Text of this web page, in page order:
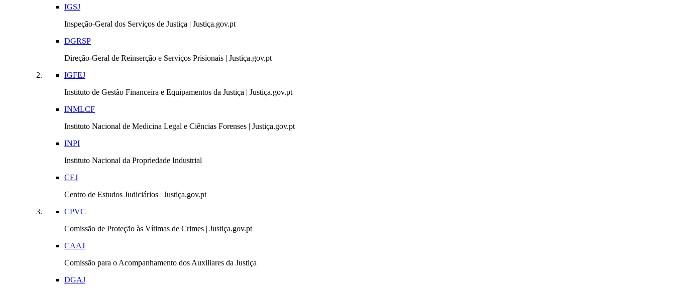
IGSJ
Inspeção-Geral dos Serviços de Justiça | Justiça.gov.pt
DGRSP
Direção-Geral de Reinserção e Serviços Prisionais | Justiça.gov.pt
IGFEJ
Instituto de Gestão Financeira e Equipamentos da Justiça | Justiça.gov.pt
INMLCF
Instituto Nacional de Medicina Legal e Ciências Forenses | Justiça.gov.pt
INPI
Instituto Nacional da Propriedade Industrial
CEJ
Centro de Estudos Judiciários | Justiça.gov.pt
CPVC
Comissão de Proteção às Vítimas de Crimes | Justiça.gov.pt
CAAJ
Comissão para o Acompanhamento dos Auxiliares da Justiça
DGAJ